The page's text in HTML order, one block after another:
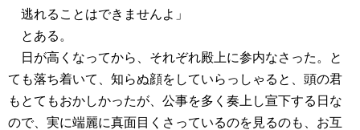
逃れることはできませんよ」
とある。
日が高くなってから、それぞれ殿上に参内なさった。と
ても落ち着いて、知らぬ顔をしていらっしゃると、頭の君
もとてもおかしかったが、公事を多く奏上し宣下する日な
ので、実に端麗に真面目くさっているのを見るのも、お互